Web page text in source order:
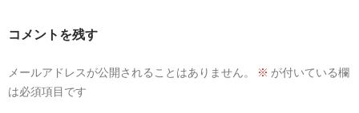
ョ
コメントを残す
メールアドレスが公開されることはありません。 ※ が付いている欄
は必須項目です